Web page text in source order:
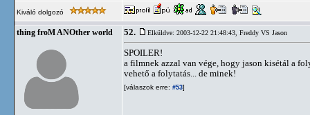
Kiváló dolgozó
thing froM ANOther world 52. Elküldve: 2003-12-22 21:48:43, Freddy VS Jason
SPOILER!
a filmnek azzal van vége, hogy jason kisétál a
vehető a folytatás... de minek!
[válaszok erre: #53]